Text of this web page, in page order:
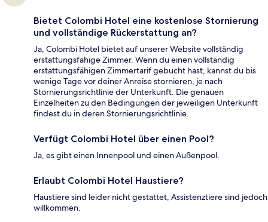
Bietet Colombi Hotel eine kostenlose Stornierung
und vollständige Rückerstattung an?
Ja, Colombi Hotel bietet auf unserer Website vollständig
erstattungsfähige Zimmer. Wenn du einen vollständig
erstattungsfähigen Zimmertarif gebucht hast, kannst du bis
wenige Tage vor deiner Anreise stornieren, je nach
Stornierungsrichtlinie der Unterkunft. Die genauen
Einzelheiten zu den Bedingungen der jeweiligen Unterkunft
findest du in deren Stornierungsrichtlinie.
Verfügt Colombi Hotel über einen Pool?
Ja, es gibt einen Innenpool und einen Außenpool.
Erlaubt Colombi Hotel Haustiere?
Haustiere sind leider nicht gestattet, Assistenztiere sind jedoch
willkommen.